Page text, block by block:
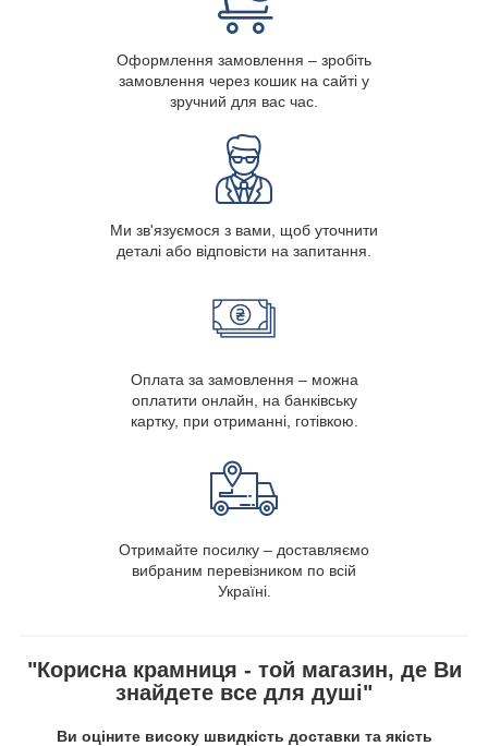
Оформлення замовлення – зробіть
замовлення через кошик на сайті у
зручний для вас час.
Ми зв'язуємося з вами, щоб уточнити
деталі або відповісти на запитання.
Оплата за замовлення – можна
оплатити онлайн, на банківську
картку, при отриманні, готівкою.
Отримайте посилку – доставляємо
вибраним перевізником по всій
Україні.
"Корисна крамниця - той магазин, де Ви
знайдете все для душі"
Ви оціните високу швидкість доставки та якість